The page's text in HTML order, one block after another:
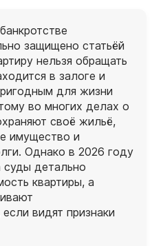
защищено статьёй
нельзя обращать
в залоге и
для жизни
во многих делах о
своё жильё,
имущество и
Однако в 2026 году
суды детально
квартиры, а
видят признаки